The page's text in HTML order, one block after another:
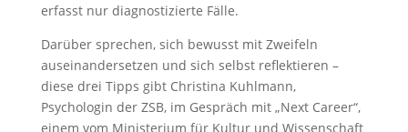
erfasst nur diagnostizierte Fälle.
Darüber sprechen, sich bewusst mit Zweifeln
auseinandersetzen und sich selbst reflektieren –
diese drei Tipps gibt Christina Kuhlmann,
Psychologin der ZSB, im Gespräch mit „Next Career“,
einem vom Ministerium für Kultur und Wissenschaft